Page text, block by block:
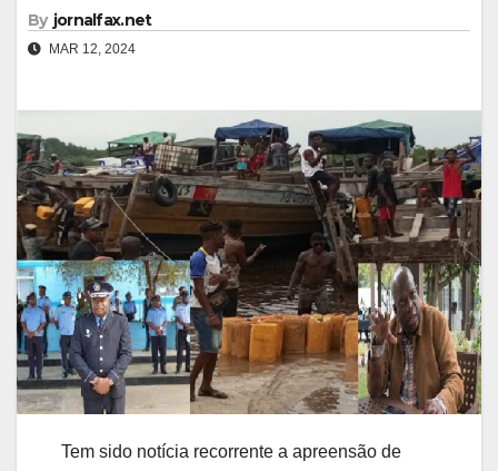
By jornalfax.net
MAR 12, 2024
Tem sido notícia recorrente a apreensão de